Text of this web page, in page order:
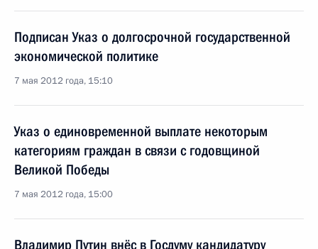
Подписан Указ о долгосрочной государственной
экономической политике
7 мая 2012 года, 15:10
Указ о единовременной выплате некоторым
категориям граждан в связи с годовщиной
Великой Победы
7 мая 2012 года, 15:00
Владимир Путин внёс в Госдуму кандидатуру